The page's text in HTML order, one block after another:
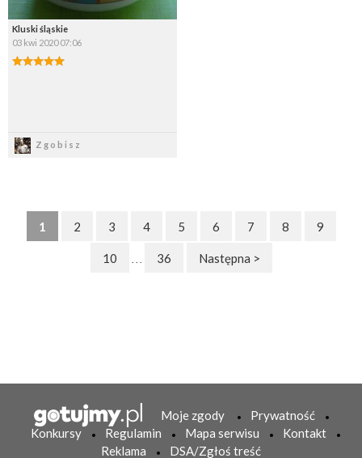
Kluski śląskie
03 kwi 2020 07:06
Zgobisz
1 2 3 4 5 6 7 8 9
10 36 Następna >
Moje zgody
Prywatność
Konkursy
Regulamin Mapa serwisu
Kontakt
Reklama
DSA/Zgłoś treść